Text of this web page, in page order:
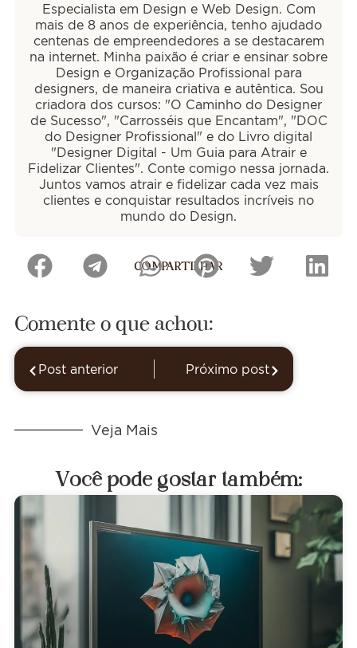
Especialista em Design e Web Design. Com
mais de 8 anos de experiência, tenho ajudado
centenas de empreendedores a se destacarem
na internet. Minha paixão é criar e ensinar sobre
Design e Organização Profissional para
designers, de maneira criativa e autêntica. Sou
criadora dos cursos: "O Caminho do Designer
de Sucesso", "Carrosséis que Encantam", "DOC
do Designer Profissional" e do Livro digital
"Designer Digital - Um Guia para Atrair e
Fidelizar Clientes". Conte comigo nessa jornada.
Juntos vamos atrair e fidelizar cada vez mais
clientes e conquistar resultados incríveis no
mundo do Design.
COMPARTILHAR
Comente o que achou:
Post anterior Próximo post
Veja Mais
Você pode gostar também: